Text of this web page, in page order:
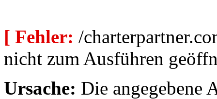
[ Fehler: /
nicht zum Ausführen
Ursache: Die angegebene